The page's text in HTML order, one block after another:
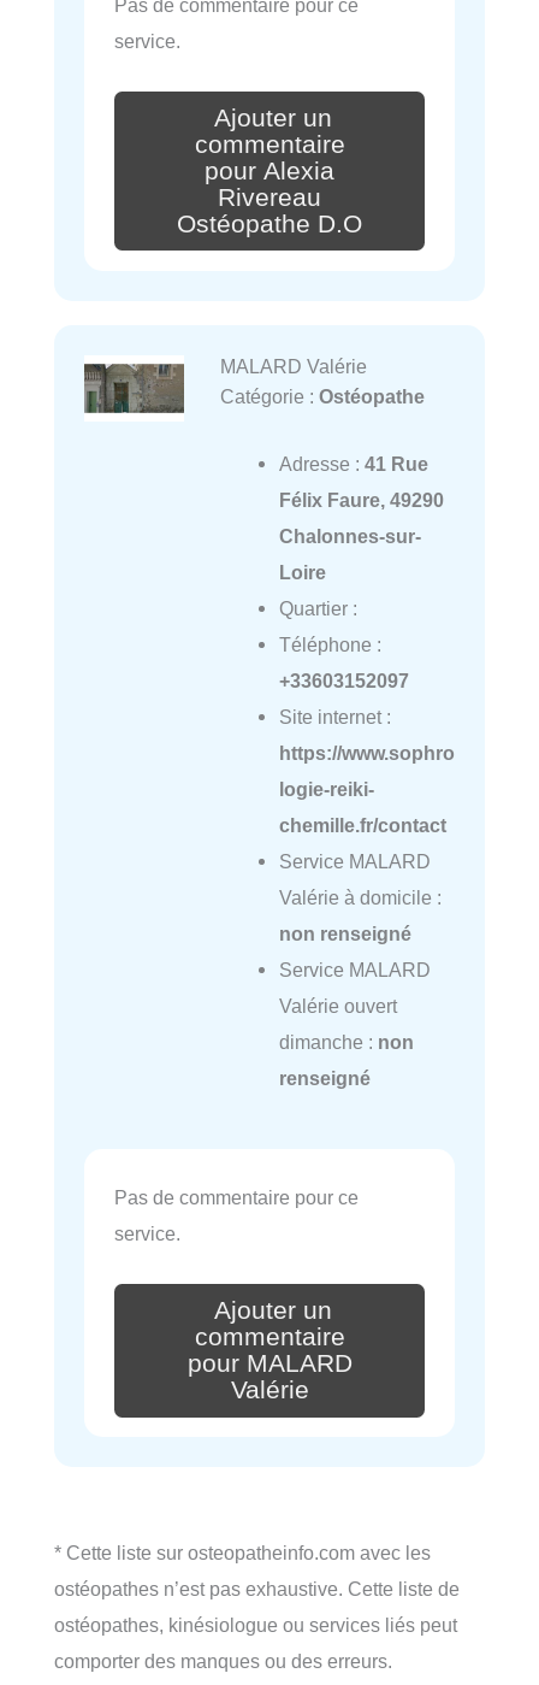
Pas de commentaire pour ce
service.
Ajouter un
commentaire
pour Alexia
Rivereau
Ostéopathe D.O
MALARD Valérie
Catégorie : Ostéopathe
Adresse : 41 Rue
Félix Faure, 49290
Chalonnes-sur-
Loire
Quartier :
Téléphone :
+33603152097
Site internet :
https://www.sophro
logie-reiki-
chemille.fr/contact
Service MALARD
Valérie à domicile :
non renseigné
Service MALARD
Valérie ouvert
dimanche : non
renseigné
Pas de commentaire pour ce
service.
Ajouter un
commentaire
pour MALARD
Valérie
* Cette liste sur osteopatheinfo.com avec les
ostéopathes n’est pas exhaustive. Cette liste de
ostéopathes, kinésiologue ou services liés peut
comporter des manques ou des erreurs.